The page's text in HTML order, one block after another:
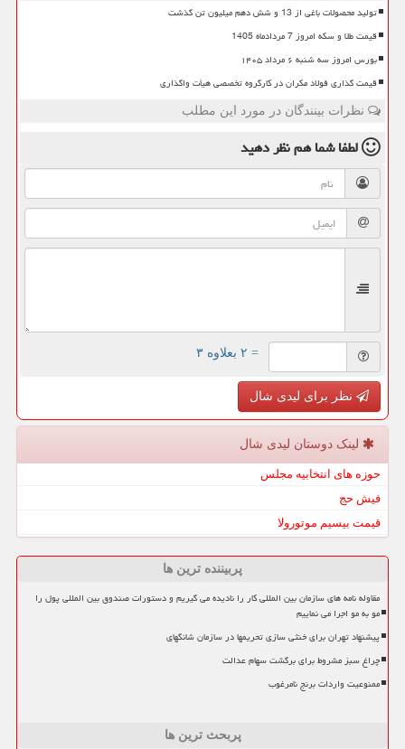
تولید محصولات باغی از 13 و شش دهم میلیون تن گذشت
قیمت طلا و سکه امروز 7 مردادماه 1405
بورس امروز سه شنبه ۶ مرداد ۱۴۰۵
قیمت گذاری فولاد مکران در کارگروه تخصصی هیأت واگذاری
نظرات بینندگان در مورد این مطلب
لطفا شما همنظر دهید
= ۲ بعلاوه ۳
نظر برای لیدی شال
لینک دوستان لیدی شال
حوزه های انتخابیه مجلس
فیش حج
قیمت بیسیم موتورولا
پربیننده ترین ها
مقاوله نامه های سازمان بین المللی کار را نادیده می گیریم و دستورات صندوق بین المللی پول را
مو به مو اجرا می نماییم
پیشنهاد تهران برای خنثی سازی تحریمها در سازمان شانگهای
چراغ سبز مشروط برای برگشت سهام عدالت
ممنوعیت واردات برنج نامرغوب
پربحث ترین ها